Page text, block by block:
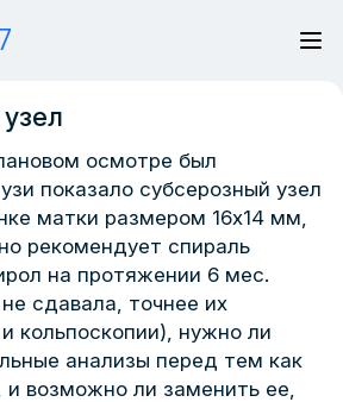
осмотре был
показало субсерозный узел
матки размером 16х14 мм,
рекомендует спираль
на протяжении 6 мес.
сдавала, точнее их
кольпоскопии), нужно ли
анализы перед тем как
и возможно ли заменить ее,